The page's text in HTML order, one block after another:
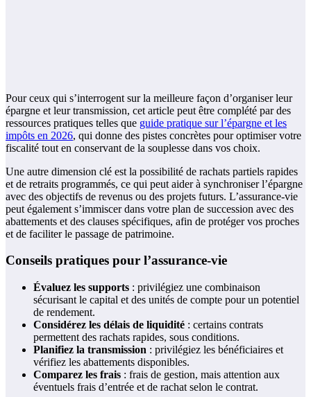
Pour ceux qui s’interrogent sur la meilleure façon d’organiser leur
épargne et leur transmission, cet article peut être complété par des
ressources pratiques telles que guide pratique sur l’épargne et les
impôts en 2026, qui donne des pistes concrètes pour optimiser votre
fiscalité tout en conservant de la souplesse dans vos choix.
Une autre dimension clé est la possibilité de rachats partiels rapides
et de retraits programmés, ce qui peut aider à synchroniser l’épargne
avec des objectifs de revenus ou des projets futurs. L’assurance-vie
peut également s’immiscer dans votre plan de succession avec des
abattements et des clauses spécifiques, afin de protéger vos proches
et de faciliter le passage de patrimoine.
Conseils pratiques pour l’assurance-vie
Évaluez les supports : privilégiez une combinaison
sécurisant le capital et des unités de compte pour un potentiel
de rendement.
Considérez les délais de liquidité : certains contrats
permettent des rachats rapides, sous conditions.
Planifiez la transmission : privilégiez les bénéficiaires et
vérifiez les abattements disponibles.
Comparez les frais : frais de gestion, mais attention aux
éventuels frais d’entrée et de rachat selon le contrat.